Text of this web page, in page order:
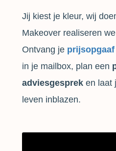
Jij kiest je kleur, wij
Makeover realiseren
Ontvang je
in je mailbox, plan een
adviesgesprek en laat
leven inblazen.